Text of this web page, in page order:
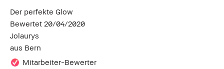
Der perfekte Glow
Bewertet 20/04/2020
Jolaurys
aus Bern
Mitarbeiter-Bewerter